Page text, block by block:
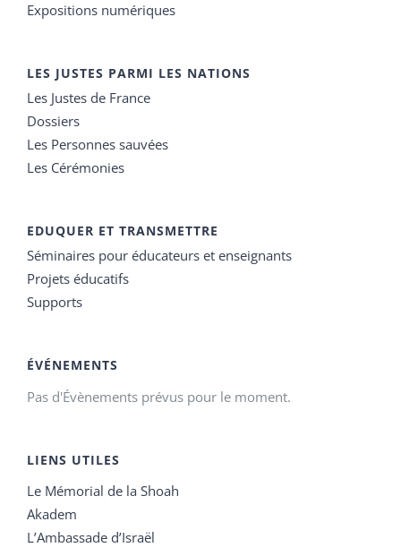
Expositions numériques
LES JUSTES PARMI LES NATIONS
Les Justes de France
Dossiers
Les Personnes sauvées
Les Cérémonies
EDUQUER ET TRANSMETTRE
Séminaires pour éducateurs et enseignants
Projets éducatifs
Supports
ÉVÉNEMENTS
Pas d'Évènements prévus pour le moment.
LIENS UTILES
Le Mémorial de la Shoah
Akadem
L’Ambassade d’Israël